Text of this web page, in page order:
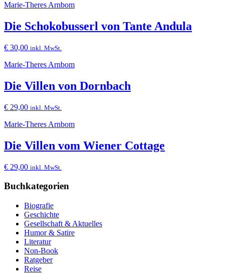
Marie-Theres Arnbom
Die Schokobusserl von Tante Andula
€ 30,00 inkl. MwSt.
Marie-Theres Arnbom
Die Villen von Dornbach
€ 29,00 inkl. MwSt.
Marie-Theres Arnbom
Die Villen vom Wiener Cottage
€ 29,00 inkl. MwSt.
Buchkategorien
Biografie
Geschichte
Gesellschaft & Aktuelles
Humor & Satire
Literatur
Non-Book
Ratgeber
Reise